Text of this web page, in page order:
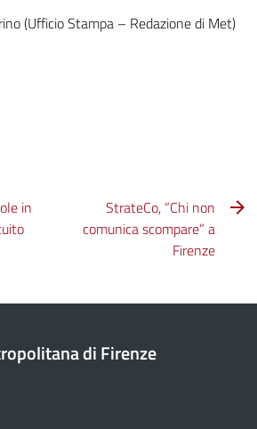
(Ufficio Stampa – Redazione di Met)
in
StrateCo, “Chi non
comunica scompare” a
Firenze
di Firenze